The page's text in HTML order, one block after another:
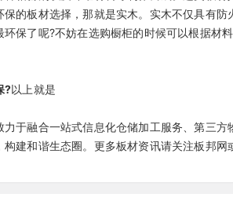
保的板材选择，那就是实木。实木不仅具有
环保了呢?不妨在选购橱柜的时候可以根据材
?以上就是
力于融合一站式信息化仓储加工服务、第三
建和谐生态圈。更多板材资讯请关注板邦网